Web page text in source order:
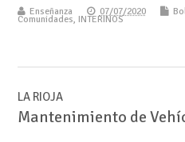
Enseñanza 07/07/2020
Comunidades, INTERINOS
LA RIOJA
Mantenimiento de